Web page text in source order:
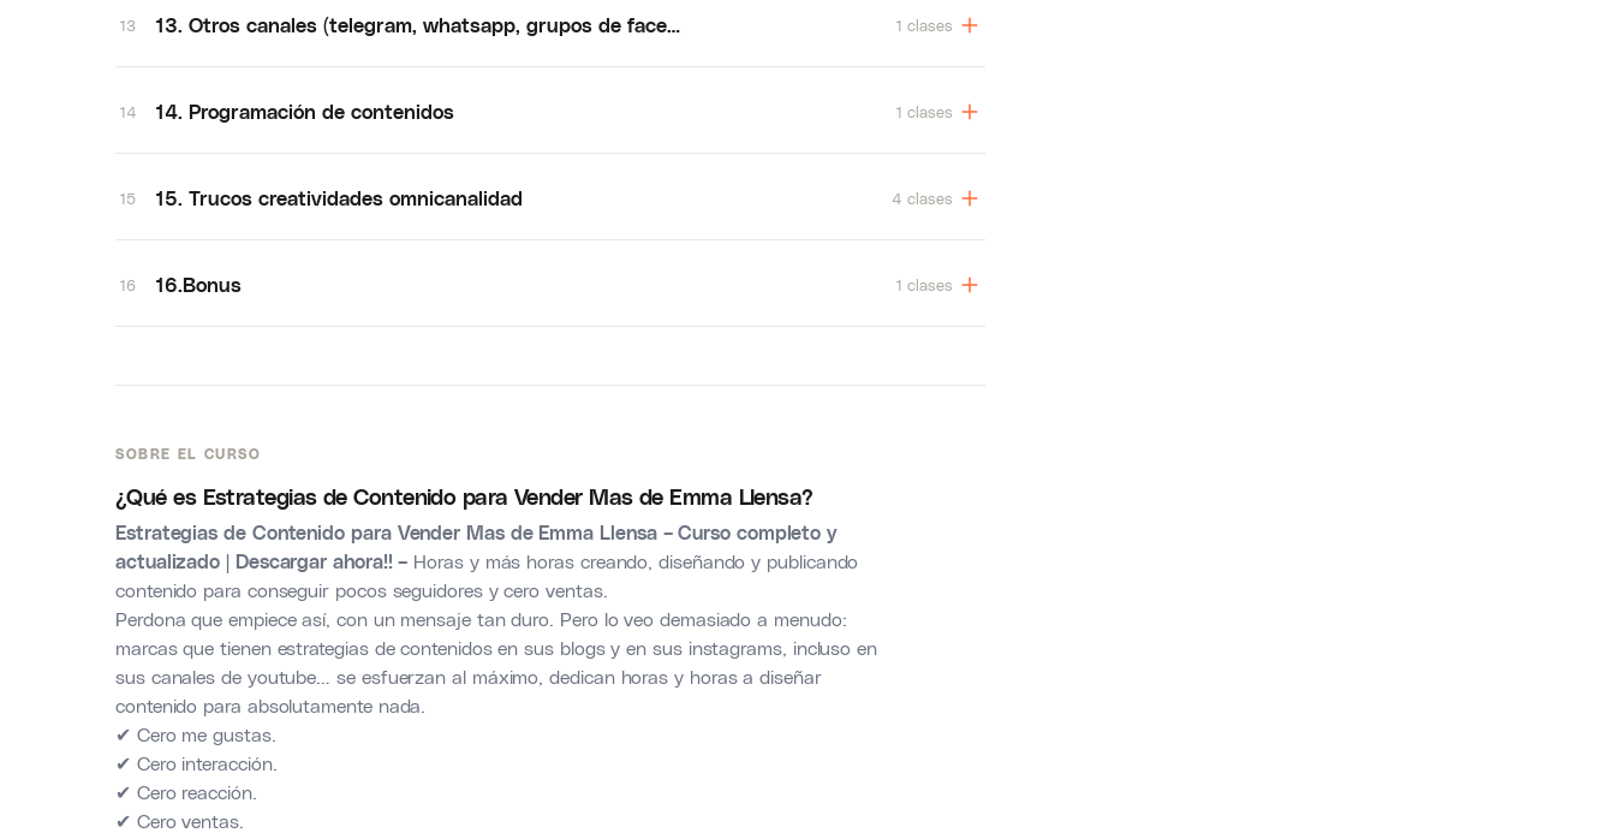
SOBRE EL CURSO
¿Qué es Estrategias de Contenido para Vender Mas de Emma Llensa?
Estrategias de Contenido para Vender Mas de Emma Llensa – Curso completo y
actualizado | Descargar ahora!! – Horas y más horas creando, diseñando y publicando
contenido para conseguir pocos seguidores y cero ventas.
Perdona que empiece así, con un mensaje tan duro. Pero lo veo demasiado a menudo:
marcas que tienen estrategias de contenidos en sus blogs y en sus instagrams, incluso en
sus canales de youtube… se esfuerzan al máximo, dedican horas y horas a diseñar
contenido para absolutamente nada.
✔ Cero me gustas.
✔ Cero interacción.
✔ Cero reacción.
✔ Cero ventas.
13 13. Otros canales (telegram, whatsapp, grupos de facebook) 1 clases
14 14. Programación de contenidos 1 clases
15 15. Trucos creatividades omnicanalidad 4 clases
16 16.Bonus 1 clases